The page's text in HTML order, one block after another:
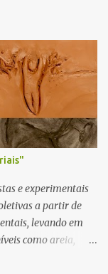
e experimentais
a partir de
levando em
como areia,